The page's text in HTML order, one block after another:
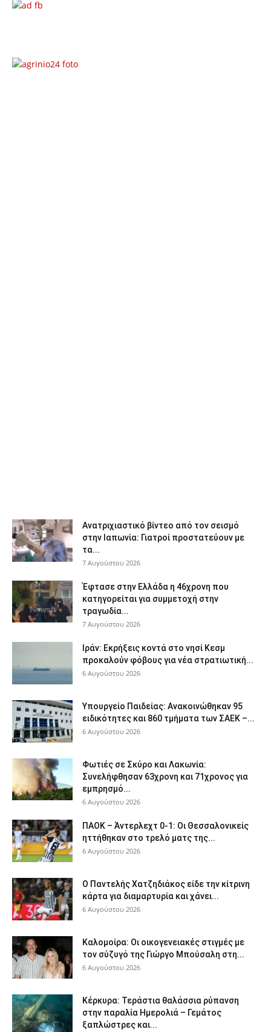
Ανατριχιαστικό βίντεο από τον σεισμό
στην Ιαπωνία: Γιατροί προστατεύουν με
τα...
7 Αυγούστου 2026
Έφτασε στην Ελλάδα η 46χρονη που
κατηγορείται για συμμετοχή στην
τραγωδία...
7 Αυγούστου 2026
Ιράν: Εκρήξεις κοντά στο νησί Κεσμ
προκαλούν φόβους για νέα στρατιωτική...
6 Αυγούστου 2026
Υπουργείο Παιδείας: Ανακοινώθηκαν 95
ειδικότητες και 860 τμήματα των ΣΑΕΚ –...
6 Αυγούστου 2026
Φωτιές σε Σκύρο και Λακωνία:
Συνελήφθησαν 63χρονη και 71χρονος για
εμπρησμό...
6 Αυγούστου 2026
ΠΑΟΚ – Άντερλεχτ 0-1: Οι Θεσσαλονικείς
ηττήθηκαν στο τρελό ματς της...
6 Αυγούστου 2026
Ο Παντελής Χατζηδιάκος είδε την κίτρινη
κάρτα για διαμαρτυρία και χάνει...
6 Αυγούστου 2026
Καλομοίρα: Οι οικογενειακές στιγμές με
τον σύζυγό της Γιώργο Μπούσαλη στη...
6 Αυγούστου 2026
Κέρκυρα: Τεράστια θαλάσσια ρύπανση
στην παραλία Ημερολιά – Γεμάτος
ξαπλώστρες και...